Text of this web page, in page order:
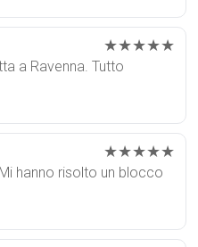
★★★★★
a Ravenna. Tutto
★★★★★
hanno risolto un blocco